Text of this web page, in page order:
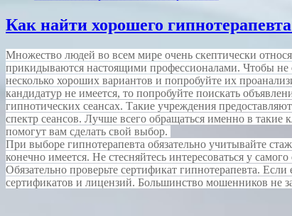
Как найти хорошего
Множество людей во всем мире очень скептически
прикидываются настоящими профессионалами. Чтобы не
несколько хороших вариантов и попробуйте их
кандидатур не имеется, то попробуйте поискать
гипнотических сеансах. Такие учреждения
спектр сеансов. Лучше всего обращаться именно в
помогут вам сделать свой выбор.
При выборе гипнотерапевта обязательно учитывайте
конечно имеется. Не стесняйтесь интересоваться у
Обязательно проверьте сертификат гипнотерапевта.
сертификатов и лицензий. Большинство мошенников не